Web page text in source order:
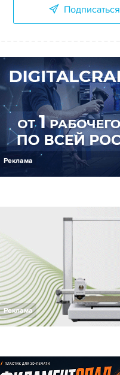
Подписаться
Реклама
Реклама